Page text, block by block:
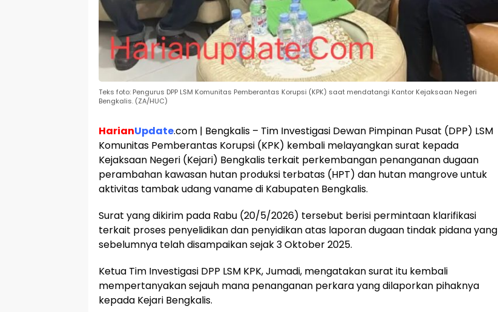
Teks foto: Pengurus DPP LSM Komunitas Pemberantas Korupsi (KPK) saat mendatangi Kantor Kejaksaan Negeri
Bengkalis. (ZA/HUC)
HarianUpdate.com | Bengkalis – Tim Investigasi Dewan Pimpinan Pusat (DPP) LSM
Komunitas Pemberantas Korupsi (KPK) kembali melayangkan surat kepada
Kejaksaan Negeri (Kejari) Bengkalis terkait perkembangan penanganan dugaan
perambahan kawasan hutan produksi terbatas (HPT) dan hutan mangrove untuk
aktivitas tambak udang vaname di Kabupaten Bengkalis.
Surat yang dikirim pada Rabu (20/5/2026) tersebut berisi permintaan klarifikasi
terkait proses penyelidikan dan penyidikan atas laporan dugaan tindak pidana yang
sebelumnya telah disampaikan sejak 3 Oktober 2025.
Ketua Tim Investigasi DPP LSM KPK, Jumadi, mengatakan surat itu kembali
mempertanyakan sejauh mana penanganan perkara yang dilaporkan pihaknya
kepada Kejari Bengkalis.